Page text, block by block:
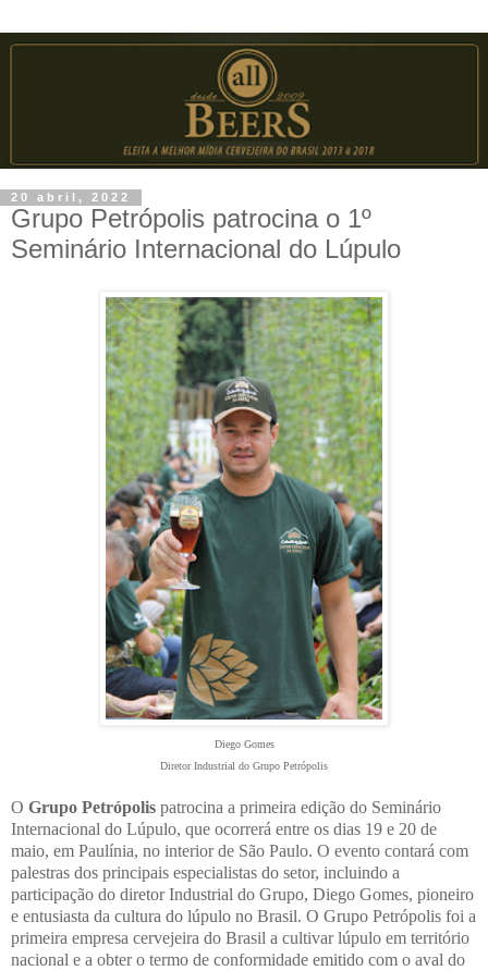
20 abril, 2022
Grupo Petrópolis patrocina o 1º
Seminário Internacional do Lúpulo
Diego Gomes
Diretor Industrial do Grupo Petrópolis
O Grupo Petrópolis patrocina a primeira edição do Seminário
Internacional do Lúpulo, que ocorrerá entre os dias 19 e 20 de
maio, em Paulínia, no interior de São Paulo. O evento contará com
palestras dos principais especialistas do setor, incluindo a
participação do diretor Industrial do Grupo, Diego Gomes, pioneiro
e entusiasta da cultura do lúpulo no Brasil. O Grupo Petrópolis foi a
primeira empresa cervejeira do Brasil a cultivar lúpulo em território
nacional e a obter o termo de conformidade emitido com o aval do